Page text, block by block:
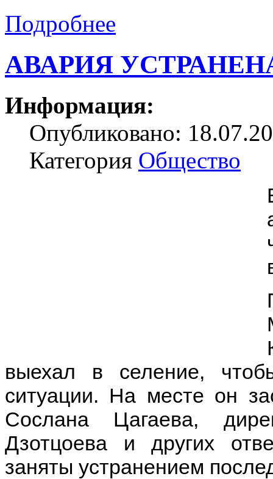
Подробнее
АВАРИЯ
Информация:
Опубликовано:
Категория Общество
выехал в селение,
ситуации. На месте он
Сослана Цагаева,
Дзотцоева и других
заняты устранением